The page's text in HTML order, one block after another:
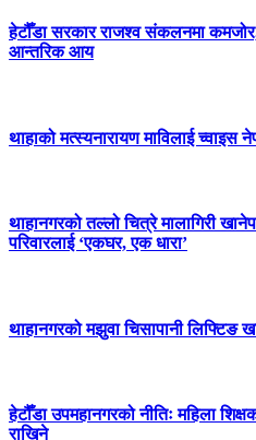
हेटौँडा सरकार राजश्व संकलनमा
आन्तरिक आय
थाहाको मत्स्यनारायण माविलाई च्वाइस
थाहानगरको तल्लो चित्रे मालागिरी
परिवारलाई ‘एकघर, एक धारा’
थाहानगरको मझुवा चिसापानी लिफ्टिङ
हेटौँडा उपमहानगरको नीतिः महिला
राखिने